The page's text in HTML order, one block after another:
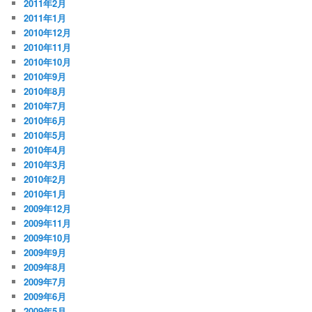
2011年2月
2011年1月
2010年12月
2010年11月
2010年10月
2010年9月
2010年8月
2010年7月
2010年6月
2010年5月
2010年4月
2010年3月
2010年2月
2010年1月
2009年12月
2009年11月
2009年10月
2009年9月
2009年8月
2009年7月
2009年6月